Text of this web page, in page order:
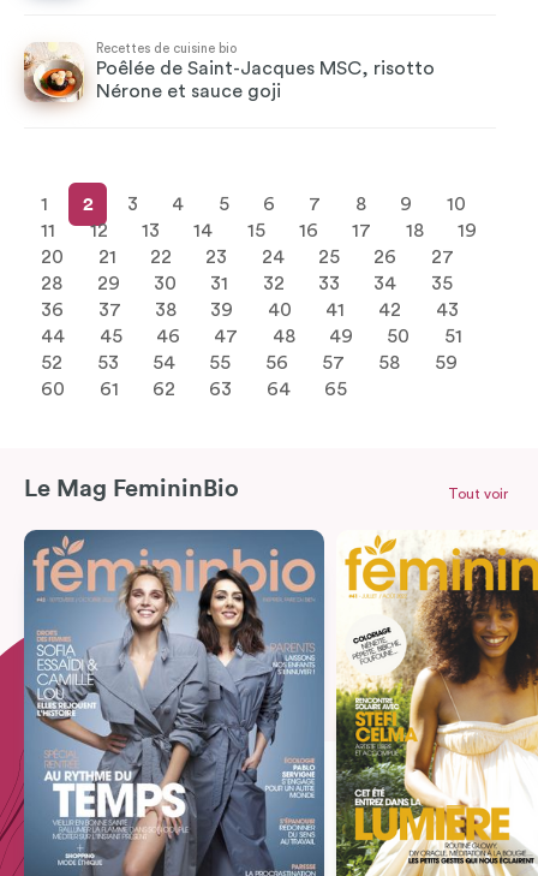
Recettes de cuisine bio
Poêlée de Saint-Jacques MSC, risotto
Nérone et sauce goji
1 2 3 4 5 6 7 8 9
10
11
12 13 14 15 16 17 18
19
20
21 22 23 24 25 26
27
28
29 30 31 32 33 34
35
36
37 38 39 40 41 42
43
44
45 46 47 48 49 50
51
52
53 54 55 56 57 58
59
60
61 62 63 64 65
Le Mag FemininBio Tout voir